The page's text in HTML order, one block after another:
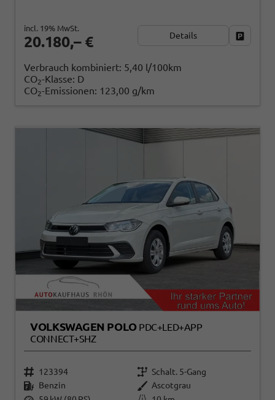
20.180,– €
incl. 19% MwSt.
Details
Verbrauch kombiniert: 5,40 l/100km
CO2-Klasse: D
CO2-Emissionen: 123,00 g/km
VOLKSWAGEN POLO PDC+LED+APP
CONNECT+SHZ
123394
Schalt. 5-Gang
Benzin
Ascotgrau